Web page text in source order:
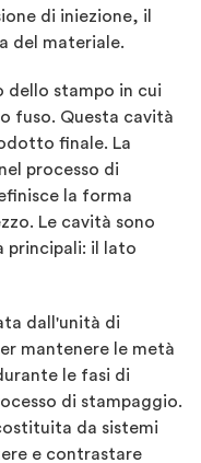
di iniezione, il
del materiale.
dello stampo in cui
fuso. Questa cavità
finale. La
processo di
la forma
Le cavità sono
principali: il lato
dall'unità di
mantenere le metà
le fasi di
di stampaggio.
da sistemi
e contrastare